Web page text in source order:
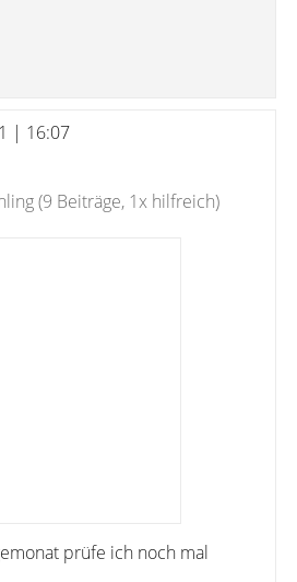
| 16:07
(9 Beiträge, 1x hilfreich)
prüfe ich noch mal